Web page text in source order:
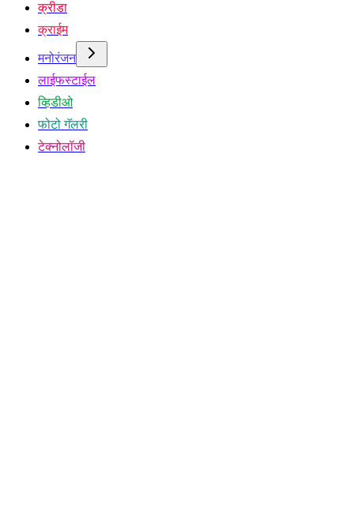
क्रीडा
क्राईम
मनोरंजन
लाईफस्टाईल
व्हिडीओ
फोटो गॅलरी
टेक्नोलॉजी